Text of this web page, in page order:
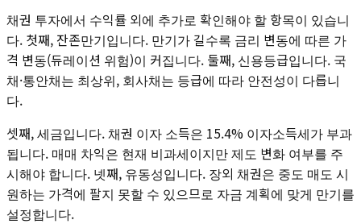
채권 투자에서 수익률 외에 추가로 확인해야 할 항목이 있습니
다. 첫째, 잔존만기입니다. 만기가 길수록 금리 변동에 따른 가
격 변동(듀레이션 위험)이 커집니다. 둘째, 신용등급입니다. 국
채·통안채는 최상위, 회사채는 등급에 따라 안전성이 다릅니
다.
셋째, 세금입니다. 채권 이자 소득은 15.4% 이자소득세가 부과
됩니다. 매매 차익은 현재 비과세이지만 제도 변화 여부를 주
시해야 합니다. 넷째, 유동성입니다. 장외 채권은 중도 매도 시
원하는 가격에 팔지 못할 수 있으므로 자금 계획에 맞게 만기를
설정합니다.